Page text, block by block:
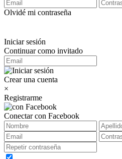
Olvidé mi contraseña
Iniciar sesión
Continuar como invitado
Crear una cuenta
×
Registrarme
Conectar con Facebook